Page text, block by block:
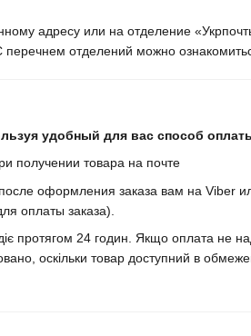
адресу или на отделение
отделений можно
удобный для вас способ
получении товара на почте
оформления заказа вам на Viber
оплаты заказа).
протягом 24 годин. Якщо оплата не
оскільки товар доступний в